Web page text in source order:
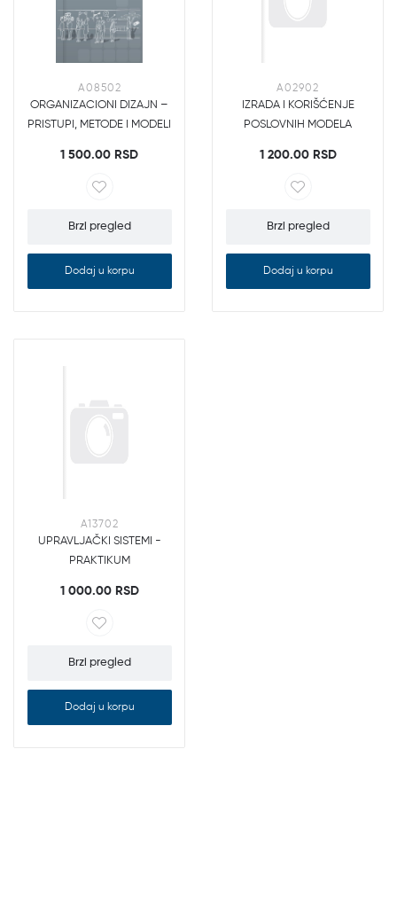
A08502
ORGANIZACIONI DIZAJN –
PRISTUPI, METODE I MODELI
1 500.00 RSD
Brzi pregled
Dodaj u korpu
A02902
IZRADA I KORIŠĆENJE
POSLOVNIH MODELA
1 200.00 RSD
Brzi pregled
Dodaj u korpu
A13702
UPRAVLJAČKI SISTEMI -
PRAKTIKUM
1 000.00 RSD
Brzi pregled
Dodaj u korpu